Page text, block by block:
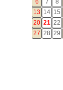
6
7 8
13 14 15
20 21 22
27 28 29